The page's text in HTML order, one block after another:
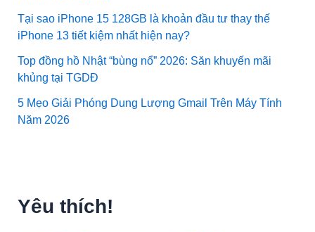
Tại sao iPhone 15 128GB là khoản đầu tư thay thế
iPhone 13 tiết kiệm nhất hiện nay?
Top đồng hồ Nhật “bùng nổ” 2026: Săn khuyến mãi
khủng tại TGDĐ
5 Mẹo Giải Phóng Dung Lượng Gmail Trên Máy Tính
Năm 2026
Yêu thích!